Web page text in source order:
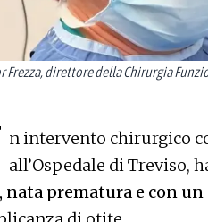
Frezza, direttore della Chirurgia
n intervento chirurgico
all’Ospedale di Treviso,
nata prematura e con un